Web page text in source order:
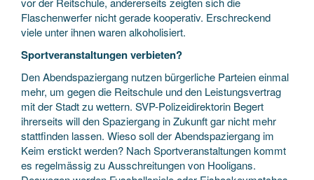
Flaschenwerfer nicht gerade kooperativ. Erschreckend
viele unter ihnen waren alkoholisiert.
Sportveranstaltungen verbieten?
Den Abendspaziergang nutzen bürgerliche Parteien einmal
mehr, um gegen die Reitschule und den Leistungsvertrag
mit der Stadt zu wettern. SVP-Polizeidirektorin Begert
ihrerseits will den Spaziergang in Zukunft gar nicht mehr
stattfinden lassen. Wieso soll der Abendspaziergang im
Keim erstickt werden? Nach Sportveranstaltungen kommt
es regelmässig zu Ausschreitungen von Hooligans.